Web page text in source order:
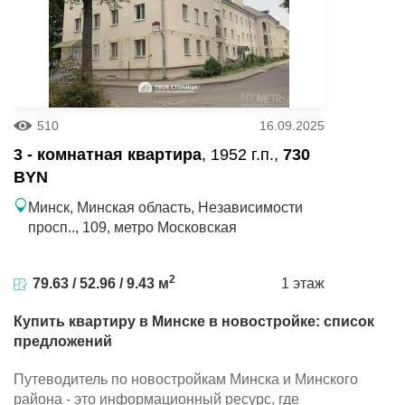
510 16.09.2025
3 - комнатная квартира, 1952 г.п., 730
BYN
Минск, Минская область, Независимости
просп.., 109, метро Московская
79.63 / 52.96 / 9.43 м2 1 этаж
Купить квартиру в Минске в новостройке: список
предложений
Путеводитель по новостройкам Минска и Минского
района - это информационный ресурс, где